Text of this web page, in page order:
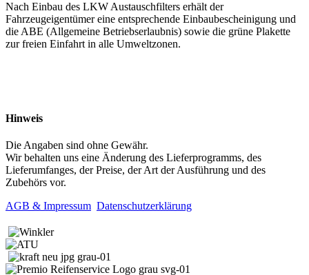
Nach Einbau des LKW Austauschfilters erhält der
Fahrzeugeigentümer eine entsprechende Einbaubescheinigung und
die ABE (Allgemeine Betriebserlaubnis) sowie die grüne Plakette
zur freien Einfahrt in alle Umweltzonen.
Hinweis
Die Angaben sind ohne Gewähr.
Wir behalten uns eine Änderung des Lieferprogramms, des
Lieferumfanges, der Preise, der Art der Ausführung und des
Zubehörs vor.
AGB & Impressum Datenschutzerklärung